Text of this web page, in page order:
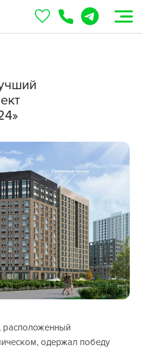
, расположенный
одержал победу